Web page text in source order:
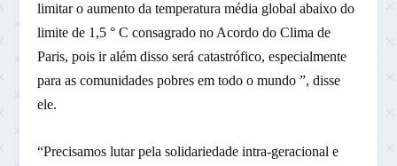
limitar o aumento da temperatura média global abaixo do
limite de 1,5 ° C consagrado no Acordo do Clima de
Paris, pois ir além disso será catastrófico, especialmente
para as comunidades pobres em todo o mundo ”, disse
ele.
“Precisamos lutar pela solidariedade intra-geracional e